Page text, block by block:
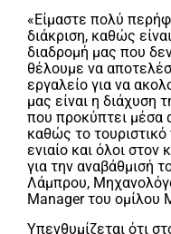
«Είμαστε πολύ
διάκριση, καθώς
διαδρομή μας που
θέλουμε να
εργαλείο για να
μας είναι η διάχυση
που προκύπτει μέσα
καθώς το τουριστικό
ενιαίο και όλοι
για την αναβάθμισή
Λάμπρου,
Manager του ομίλου
Υπενθυμίζεται ότι